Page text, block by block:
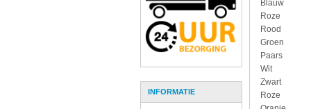
INFORMATIE
Blauw
Roze
Rood
Groen
Paars
Wit
Zwart
Roze